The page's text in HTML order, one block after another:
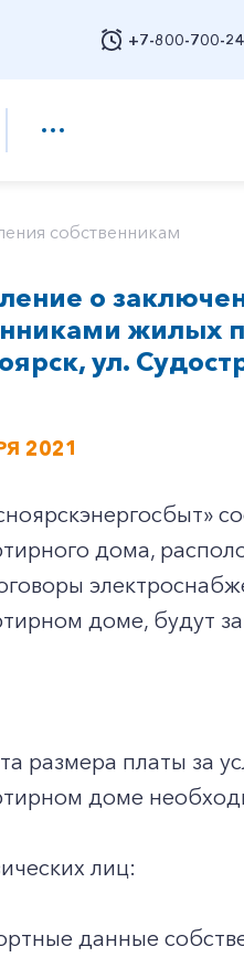
+7-800-700-
Заказать
собственникам
о
жилых
ул.
2021
дома,
доме, будут
размера платы за
доме
лиц:
данные